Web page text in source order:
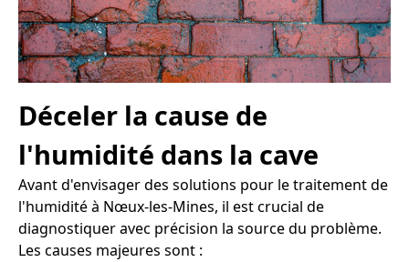
Déceler la cause de
l'humidité dans la cave
Avant d'envisager des solutions pour le traitement de
l'humidité à Nœux-les-Mines, il est crucial de
diagnostiquer avec précision la source du problème.
Les causes majeures sont :